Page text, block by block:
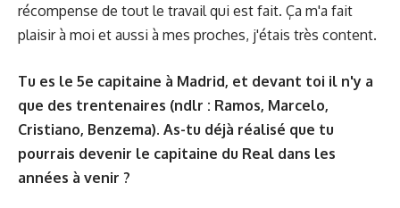
récompense de tout le travail qui est fait. Ça m'a fait
plaisir à moi et aussi à mes proches, j'étais très content.
Tu es le 5e capitaine à Madrid, et devant toi il n'y a
que des trentenaires (ndlr : Ramos, Marcelo,
Cristiano, Benzema). As-tu déjà réalisé que tu
pourrais devenir le capitaine du Real dans les
années à venir ?